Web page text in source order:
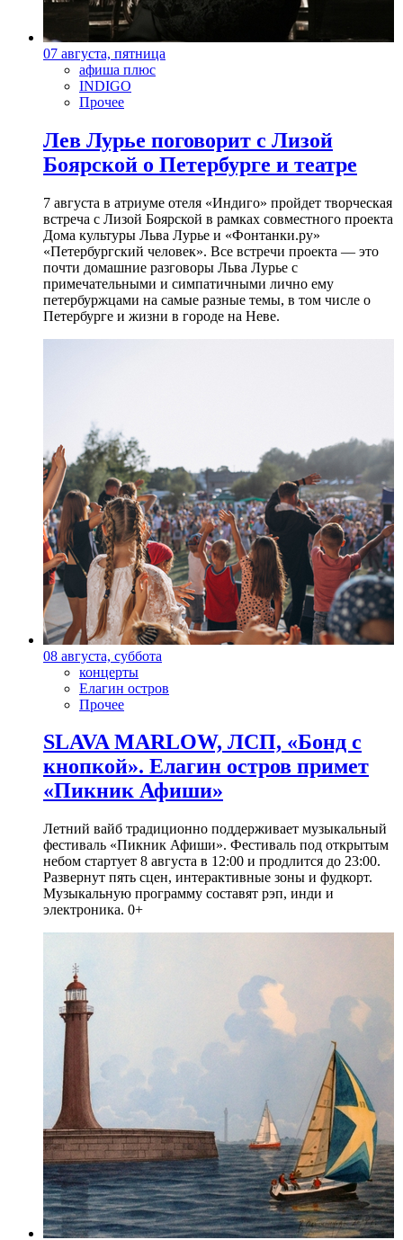
07 августа, пятница
афиша плюс
INDIGO
Прочее
Лев Лурье поговорит с Лизой
Боярской о Петербурге и театре
7 августа в атриуме отеля «Индиго» пройдет творческая
встреча с Лизой Боярской в рамках совместного проекта
Дома культуры Льва Лурье и «Фонтанки.ру»
«Петербургский человек». Все встречи проекта — это
почти домашние разговоры Льва Лурье с
примечательными и симпатичными лично ему
петербуржцами на самые разные темы, в том числе о
Петербурге и жизни в городе на Неве.
08 августа, суббота
концерты
Елагин остров
Прочее
SLAVA MARLOW, ЛСП, «Бонд с
кнопкой». Елагин остров примет
«Пикник Афиши»
Летний вайб традиционно поддерживает музыкальный
фестиваль «Пикник Афиши». Фестиваль под открытым
небом стартует 8 августа в 12:00 и продлится до 23:00.
Развернут пять сцен, интерактивные зоны и фудкорт.
Музыкальную программу составят рэп, инди и
электроника. 0+